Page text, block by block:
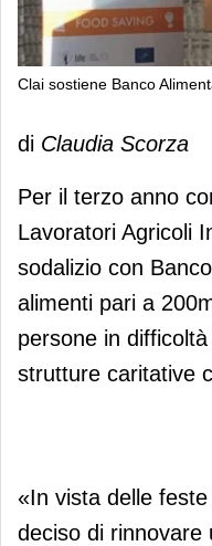
Clai sostiene Banco
Clai sostiene
di Claudia Scorza
Per il terzo anno
Lavoratori Agricoli
sodalizio con
alimenti pari a
persone in
strutture caritative
«In vista delle
deciso di rinnovare